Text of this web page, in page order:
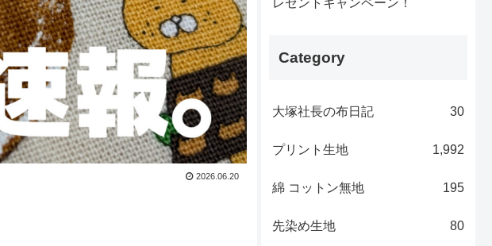
2026.06.20
Category
大塚社長の布日記 30
プリント生地 1,992
綿 コットン無地 195
先染め生地 80